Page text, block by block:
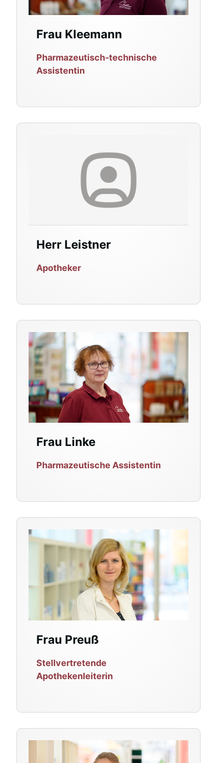
Frau Kleemann
Pharmazeutisch-technische
Assistentin
Herr Leistner
Apotheker
Frau Linke
Pharmazeutische Assistentin
Frau Preuß
Stellvertretende
Apothekenleiterin